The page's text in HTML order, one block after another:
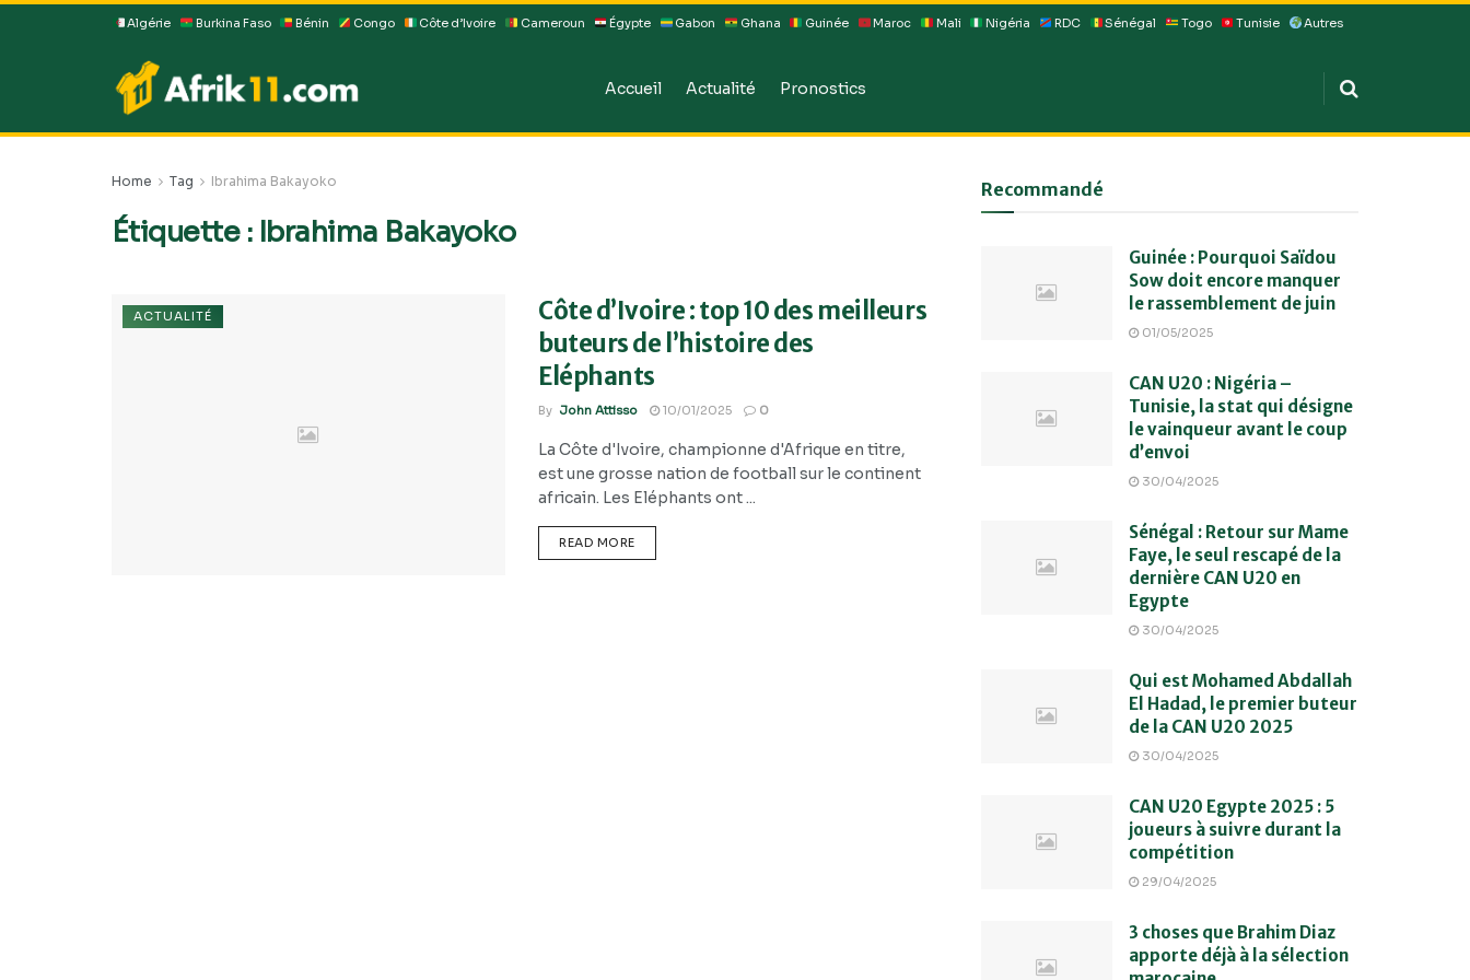
Algérie Burkina Faso Bénin Congo Côte d’Ivoire Cameroun Égypte Gabon Ghana Guinée Maroc Mali Nigéria RDC Sénégal Togo Tunisie Autres
Accueil Actualité Pronostics
Home Tag Ibrahima Bakayoko
Étiquette : Ibrahima Bakayoko
ACTUALITÉ
Côte d’Ivoire : top 10 des meilleurs
buteurs de l’histoire des
Eléphants
By John Attisso 10/01/2025 0
La Côte d'Ivoire, championne d'Afrique en titre,
est une grosse nation de football sur le continent
africain. Les Eléphants ont ...
READ MORE
Recommandé
Guinée : Pourquoi Saïdou
Sow doit encore manquer
le rassemblement de juin
01/05/2025
CAN U20 : Nigéria –
Tunisie, la stat qui désigne
le vainqueur avant le coup
d’envoi
30/04/2025
Sénégal : Retour sur Mame
Faye, le seul rescapé de la
dernière CAN U20 en
Egypte
30/04/2025
Qui est Mohamed Abdallah
El Hadad, le premier buteur
de la CAN U20 2025
30/04/2025
CAN U20 Egypte 2025 : 5
joueurs à suivre durant la
compétition
29/04/2025
3 choses que Brahim Diaz
apporte déjà à la sélection